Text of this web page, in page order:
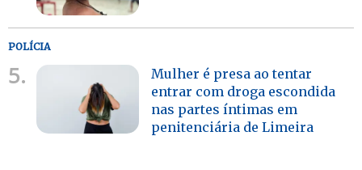
POLÍCIA
5.
Mulher é presa ao tentar
entrar com droga escondida
nas partes íntimas em
penitenciária de Limeira